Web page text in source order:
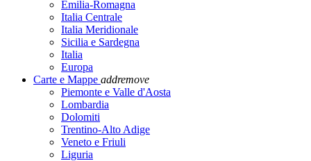
Emilia-Romagna
Italia Centrale
Italia Meridionale
Sicilia e Sardegna
Italia
Europa
Carte e Mappe addremove
Piemonte e Valle d'Aosta
Lombardia
Dolomiti
Trentino-Alto Adige
Veneto e Friuli
Liguria